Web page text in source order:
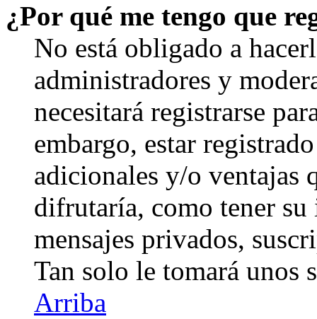
¿Por qué me tengo que
No está obligado a
administradores y
necesitará registrarse
embargo, estar
adicionales y/o ventajas
difrutaría, como tener su
mensajes privados,
Tan solo le tomará unos
Arriba